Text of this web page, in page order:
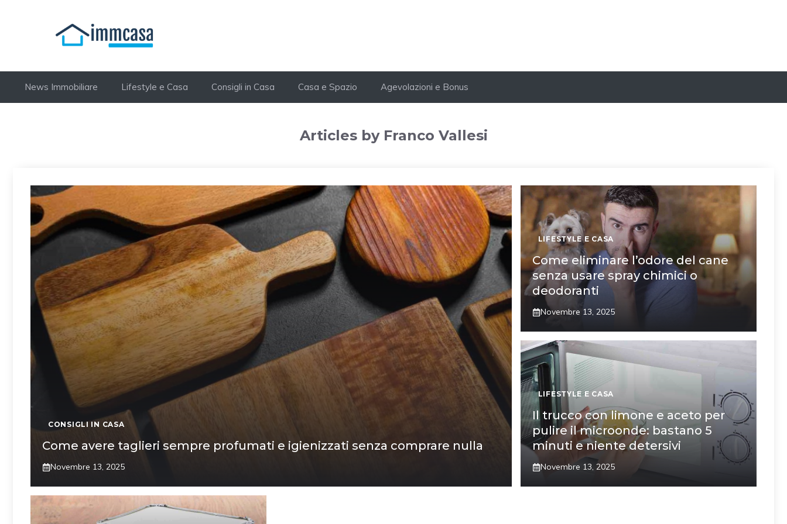
News Immobiliare Lifestyle e Casa Consigli in Casa Casa e Spazio Agevolazioni e Bonus
Articles by Franco Vallesi
CONSIGLI IN CASA
Come avere taglieri sempre profumati e igienizzati senza comprare nulla
Novembre 13, 2025
LIFESTYLE E CASA
Come eliminare l’odore del cane
senza usare spray chimici o
deodoranti
Novembre 13, 2025
LIFESTYLE E CASA
Il trucco con limone e aceto per
pulire il microonde: bastano 5
minuti e niente detersivi
Novembre 13, 2025